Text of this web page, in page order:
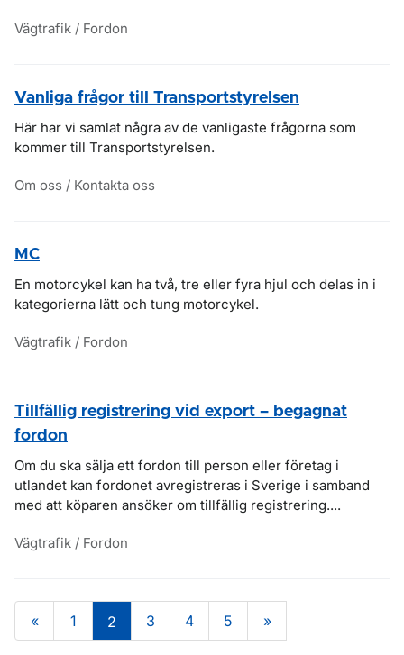
Vägtrafik / Fordon
Vanliga frågor till Transportstyrelsen
Här har vi samlat några av de vanligaste frågorna som
kommer till Transportstyrelsen.
Om oss / Kontakta oss
MC
En motorcykel kan ha två, tre eller fyra hjul och delas in i
kategorierna lätt och tung motorcykel.
Vägtrafik / Fordon
Tillfällig registrering vid export – begagnat
fordon
Om du ska sälja ett fordon till person eller företag i
utlandet kan fordonet avregistreras i Sverige i samband
med att köparen ansöker om tillfällig registrering....
Vägtrafik / Fordon
« 1 2 3 4 5 »